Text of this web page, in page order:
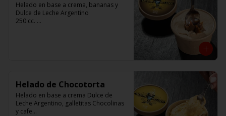
Helado en base a crema, bananas y
Dulce de Leche Argentino
250 cc.
Helado de Chocotorta
Helado en base a crema Dulce de
Leche Argentino, galletitas Chocolinas
y cafe